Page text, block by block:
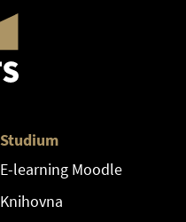
Studium
E-learning Moodle
Knihovna